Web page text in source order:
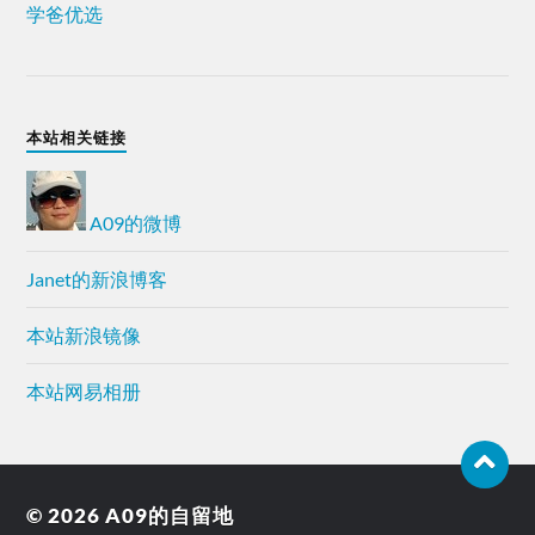
学爸优选
本站相关链接
A09的微博
Janet的新浪博客
本站新浪镜像
本站网易相册
© 2026A09的自留地